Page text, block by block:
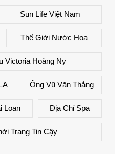
Sun Life Việt Nam
Thế Giới Nước Hoa
Victoria Hoàng Ny
Ông Vũ Văn Thắng
Loan Địa Chỉ Spa
Trang Tin Cậy